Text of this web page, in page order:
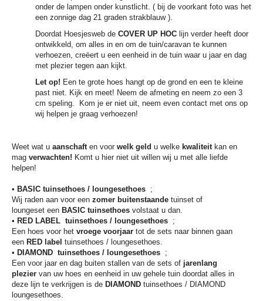
onder de lampen onder kunstlicht. ( bij de voorkant foto was het
een zonnige dag 21 graden strakblauw ).
Doordat Hoesjesweb de COVER UP HOC lijn verder heeft door
ontwikkeld, om alles in en om de tuin/caravan te kunnen
verhoezen, creëert u een eenheid in de tuin waar u jaar en dag
met plezier tegen aan kijkt.
Let op! Een te grote hoes hangt op de grond en een te kleine
past niet. Kijk en meet! Neem de afmeting en neem zo een 3
cm speling. Kom je er niet uit, neem even contact met ons op
wij helpen je graag verhoezen!
Weet wat u aanschaften voor welk geld u welke kwaliteitkan en
mag verwachten! Komt u hier niet uit willen wij u met alle liefde
helpen!
• BASIC tuinsethoes / loungesethoes ;
Wij raden aan voor een zomer buitenstaande tuinset of
loungeset een BASIC tuinsethoes volstaat u dan.
• RED LABEL tuinsethoes / loungesethoes ;
Een hoes voor het vroege voorjaar tot de sets naar binnen gaan
een RED label tuinsethoes / loungesethoes.
• DIAMOND tuinsethoes / loungesethoes ;
Een voor jaar en dag buiten stallen van de sets of jarenlang
plezier van uw hoes en eenheid in uw gehele tuin doordat alles in
deze lijn te verkrijgen is de DIAMOND tuinsethoes / DIAMOND
loungesethoes.